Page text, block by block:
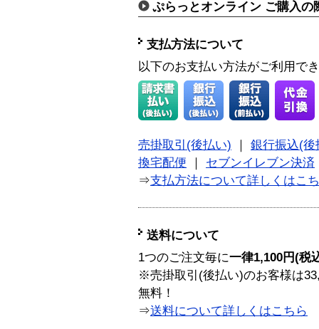
ぷらっとオンライン ご購入の
支払方法について
以下のお支払い方法がご利用で
売掛取引(後払い)
銀行振込(後
換宅配便
セブンイレブン決済
⇒支払方法について詳しくはこ
送料について
1つのご注文毎に一律1,100円(税
※売掛取引(後払い)のお客様は
無料！
⇒送料について詳しくはこちら